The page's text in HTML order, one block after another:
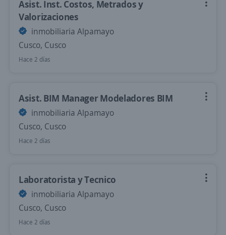
Asist. Inst. Costos, Metrados y
Valorizaciones
inmobiliaria Alpamayo
Cusco, Cusco
Hace 2 días
Asist. BIM Manager Modeladores BIM
inmobiliaria Alpamayo
Cusco, Cusco
Hace 2 días
Laboratorista y Tecnico
inmobiliaria Alpamayo
Cusco, Cusco
Hace 2 días